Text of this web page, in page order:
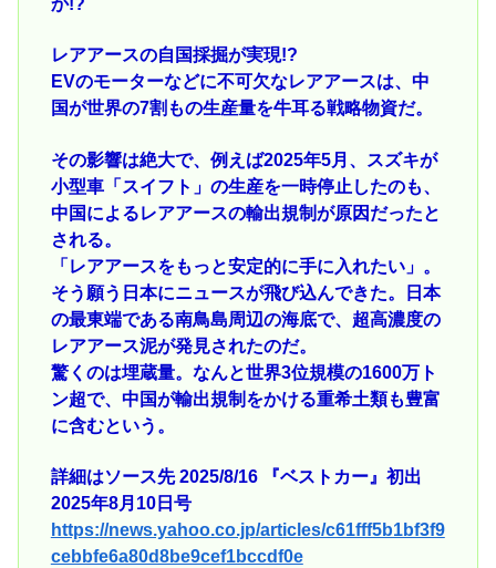
レアアースの自国採掘が実現!?
EVのモーターなどに不可欠なレアアースは、中
国が世界の7割もの生産量を牛耳る戦略物資だ。
その影響は絶大で、例えば2025年5月、スズキが
小型車「スイフト」の生産を一時停止したのも、
中国によるレアアースの輸出規制が原因だったと
される。
「レアアースをもっと安定的に手に入れたい」。
そう願う日本にニュースが飛び込んできた。日本
の最東端である南鳥島周辺の海底で、超高濃度の
レアアース泥が発見されたのだ。
驚くのは埋蔵量。なんと世界3位規模の1600万ト
ン超で、中国が輸出規制をかける重希土類も豊富
に含むという。
詳細はソース先 2025/8/16 『ベストカー』初出
2025年8月10日号
https://news.yahoo.co.jp/articles/c61fff5b1bf3f9
cebbfe6a80d8be9cef1bccdf0e